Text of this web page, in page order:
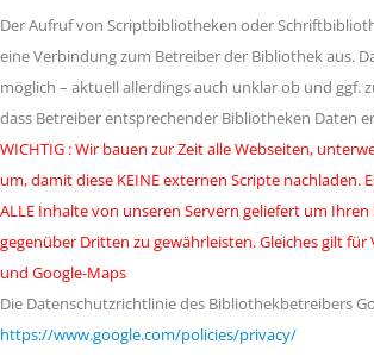
Der Aufruf von Scriptbibliotheken oder
eine Verbindung zum Betreiber der Bibliothek aus.
möglich – aktuell allerdings auch unklar ob und ggf.
dass Betreiber entsprechender Bibliotheken Daten
WICHTIG : Wir bauen zur Zeit alle Webseiten,
um, damit diese KEINE externen Scripte nachladen.
ALLE Inhalte von unseren Servern geliefert um
gegenüber Dritten zu gewährleisten. Gleiches gilt
und Google-Maps
Die Datenschutzrichtlinie des Bibliothekbetreibers
https://www.google.com/policies/privacy/